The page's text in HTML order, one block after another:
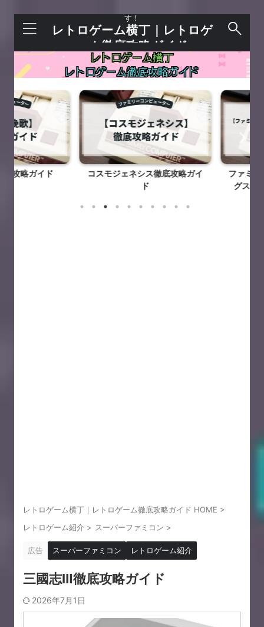
す！
レトロゲーム横丁｜レトロゲ
ーム徹底攻略ガイド
略ガイド
コスモジェネシス徹底攻略ガイ
ファミリー
グスタジ
レトロゲーム横丁｜レトロゲーム徹底攻略ガイド HOME >
レトロゲーム紹介 > スーパーファミコン >
広告 スーパーファミコン レトロゲーム紹介
三國志Ⅲ徹底攻略ガイド
2026年7月1日